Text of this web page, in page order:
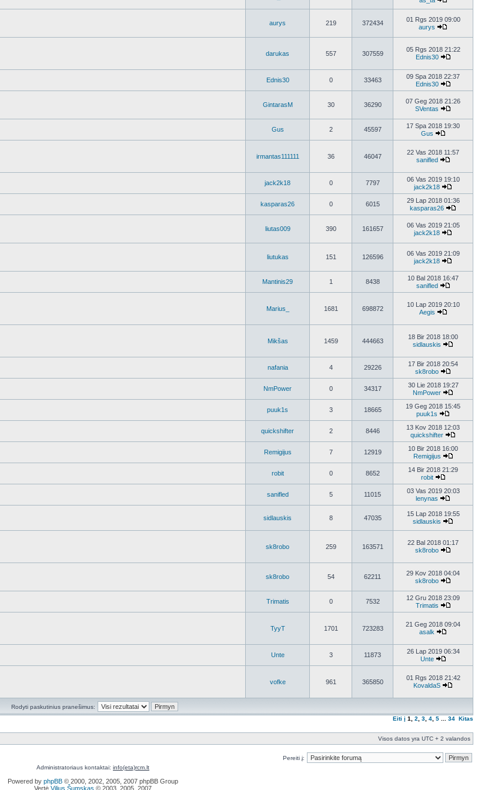
aurys 219 372434
01 Rgs 2019 09:00
aurys
darukas 557 307559
05 Rgs 2018 21:22
Ednis30
Ednis30 0 33463
09 Spa 2018 22:37
Ednis30
GintarasM 30 36290
07 Geg 2018 21:26
SVentas
Gus 2 45597
17 Spa 2018 19:30
Gus
irmantas111111 36 46047
22 Vas 2018 11:57
sanifled
jack2k18 0 7797
06 Vas 2019 19:10
jack2k18
kasparas26 0 6015
29 Lap 2018 01:36
kasparas26
liutas009 390 161657
06 Vas 2019 21:05
jack2k18
liutukas 151 126596
06 Vas 2019 21:09
jack2k18
Mantinis29 1 8438
10 Bal 2018 16:47
sanifled
Marius_ 1681 698872
10 Lap 2019 20:10
Aegis
Mikšas 1459 444663
18 Bir 2018 18:00
sidlauskis
nafania 4 29226
17 Bir 2018 20:54
sk8robo
NmPower 0 34317
30 Lie 2018 19:27
NmPower
puuk1s 3 18665
19 Geg 2018 15:45
puuk1s
quickshifter 2 8446
13 Kov 2018 12:03
quickshifter
Remigijus 7 12919
10 Bir 2018 16:00
Remigijus
robit 0 8652
14 Bir 2018 21:29
robit
sanifled 5 11015
03 Vas 2019 20:03
lenynas
sidlauskis 8 47035
15 Lap 2018 19:55
sidlauskis
sk8robo 259 163571
22 Bal 2018 01:17
sk8robo
sk8robo 54 62211
29 Kov 2018 04:04
sk8robo
Trimatis 0 7532
12 Gru 2018 23:09
Trimatis
TyyT 1701 723283
21 Geg 2018 09:04
asalk
Unte 3 11873
26 Lap 2019 06:34
Unte
vofke 961 365850
01 Rgs 2018 21:42
KovaldaS
Rodyti paskutinius pranešimus:
Eiti į 1 2 3 4 5 34 Kitas
Visos datos yra UTC + 2 valandos
Pereiti į:
Administratoriaus kontaktai: info(eta)rcm.lt
Powered by phpBB © 2000, 2002, 2005, 2007 phpBB Group
Vertė Vilius Šumskas © 2003, 2005, 2007